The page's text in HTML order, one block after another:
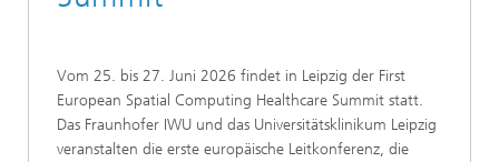
Vom 25. bis 27. Juni 2026 findet in Leipzig der First
European Spatial Computing Healthcare Summit statt.
Das Fraunhofer IWU und das Universitätsklinikum Leipzig
veranstalten die erste europäische Leitkonferenz, die